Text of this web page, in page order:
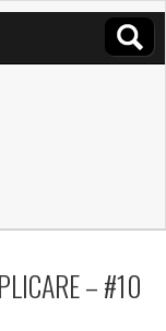
– #10